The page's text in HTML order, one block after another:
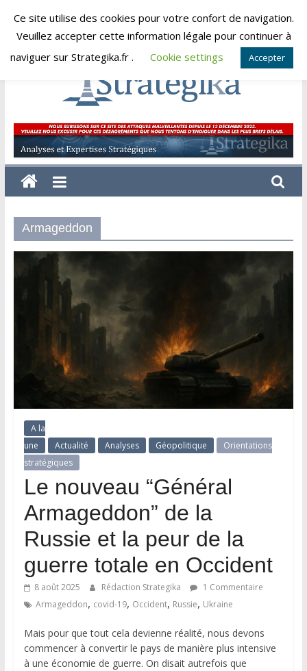
Skip
dimanche, août 9, 2026
Strategika
Expertise
et
Analyses
Armageddon
A la
une
Actualité Analyses Géopolitique
Orientations
stratégiques
Le nouveau “Général
Armageddon” de la
Russie et la peur de la
guerre totale en Occident
8 août 2025 Rédaction Strategika
1 Commentaire
Armageddon, covid-19, Occident, Russie, Ukraine
Mais pour que tout cela devienne réalité, nous devons
commencer à convertir le pays de manière plus intensive
à une économie de guerre. On disait autrefois que
Ce site utilise des cookies pour votre confort de navigation.
Veuillez accepter cette information légale pour continuer à
naviguer sur Strategika.fr .
Cookie settings Accepter